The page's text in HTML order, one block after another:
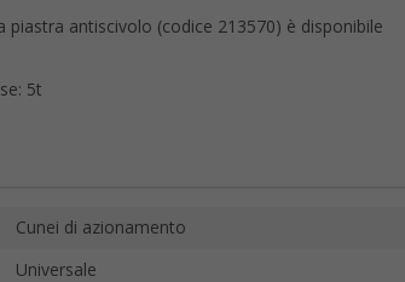
antiscivolo (codice 213570) è disponibile
5t
Cunei di azionamento
Universale